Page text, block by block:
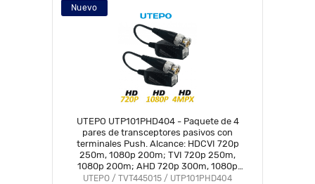
Nuevo
UTEPO UTP101PHD404 - Paquete de 4
pares de transceptores pasivos con
terminales Push. Alcance: HDCVI 720p
250m, 1080p 200m; TVI 720p 250m,
1080p 200m; AHD 720p 300m, 1080p
300m. Fácil conexión
UTEPO / TVT445015 / UTP101PHD404